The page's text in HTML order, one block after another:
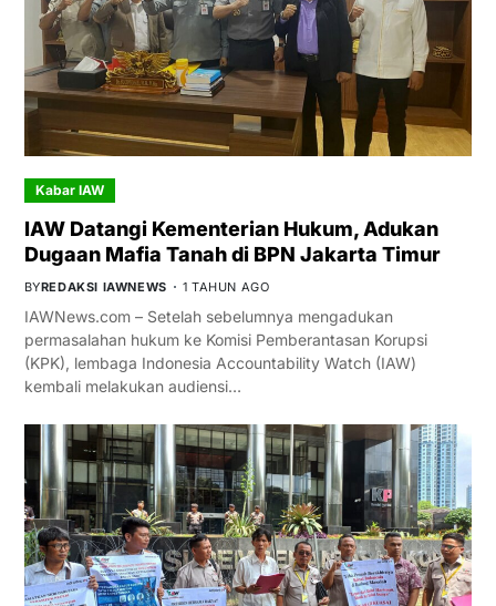
Kabar IAW
IAW Datangi Kementerian Hukum, Adukan
Dugaan Mafia Tanah di BPN Jakarta Timur
BYREDAKSI IAWNEWS 1 TAHUN AGO
IAWNews.com – Setelah sebelumnya mengadukan
permasalahan hukum ke Komisi Pemberantasan Korupsi
(KPK), lembaga Indonesia Accountability Watch (IAW)
kembali melakukan audiensi…